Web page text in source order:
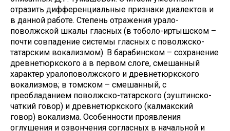
отразить дифференциальные признаки диалектов и
в данной работе. Степень отражения урало-
поволжской шкалы гласных (в тоболо-иртышском –
почти совпадение системы гласных с поволжско-
татарским вокализмом). В барабинском – сохранение
древнетюркского ä в первом слоге, смешанный
характер уралоповолжского и древнетюркского
вокализмов; в томском – смешанный, с
преобладанием поволжско-татарского (эуштинско-
чаткий говор) и древнетюркского (калмакский
говор) вокализма. Особенности проявления
оглушения и озвончения согласных в начальной и